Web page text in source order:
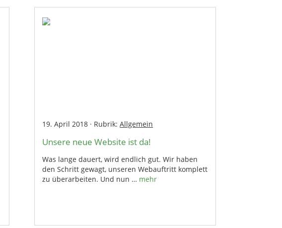
19. April 2018 · Rubrik:Allgemein
Unsere neue Website ist da!
Was lange dauert, wird endlich gut. Wir haben
den Schritt gewagt, unseren Webauftritt komplett
zu überarbeiten. Und nun … mehr